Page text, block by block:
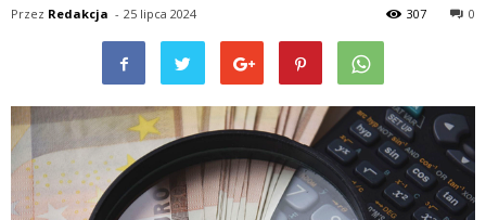
Przez Redakcja - 25 lipca 2024 0
307